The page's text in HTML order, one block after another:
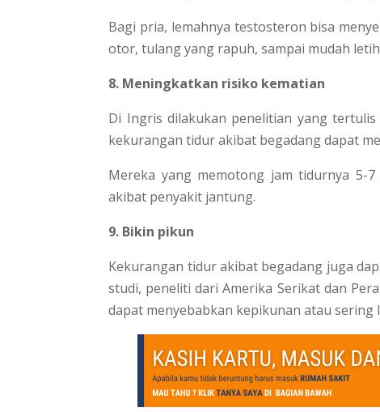
Bagi pria, lemahnya testosteron bisa
otor, tulang yang rapuh, sampai mudah
8. Meningkatkan risiko kematian
Di Ingris dilakukan penelitian yang tertulis
kekurangan tidur akibat begadang dapat
Mereka yang memotong jam tidurnya 5-
akibat penyakit jantung.
9. Bikin pikun
Kekurangan tidur akibat begadang juga
studi, peneliti dari Amerika Serikat dan
dapat menyebabkan kepikunan atau sering